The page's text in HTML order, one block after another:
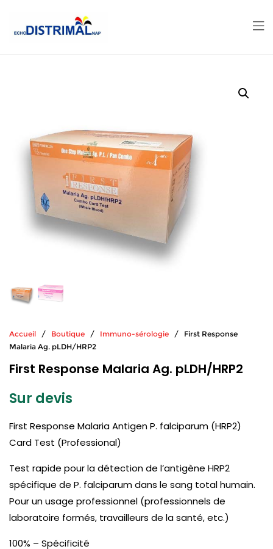
Accueil / Boutique / Immuno-sérologie / First Response
Malaria Ag. pLDH/HRP2
First Response Malaria Ag. pLDH/HRP2
Sur devis
First Response Malaria Antigen P. falciparum (HRP2)
Card Test (Professional)
Test rapide pour la détection de l’antigène HRP2
spécifique de P. falciparum dans le sang total humain.
Pour un usage professionnel (professionnels de
laboratoire formés, travailleurs de la santé, etc.)
100% – Spécificité